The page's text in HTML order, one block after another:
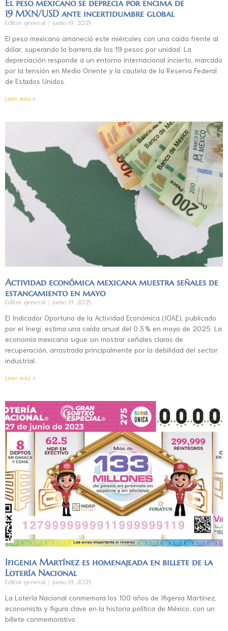
El peso mexicano se deprecia por encima de
19 MXN/USD ante incertidumbre global
Editor general junio 19, 2025
El peso mexicano amaneció este miércoles con una caída frente al
dólar, superando la barrera de los 19 pesos por unidad. La
depreciación responde a un entorno internacional incierto, marcado
por la tensión en Medio Oriente y la cautela de la Reserva Federal
de Estados Unidos.
Leer más »
Actividad económica mexicana muestra señales de
estancamiento en mayo
Editor general junio 19, 2025
El Indicador Oportuno de la Actividad Económica (IOAE), publicado
por el Inegi, estima una caída anual del 0.3 % en mayo de 2025. La
economía mexicana sigue sin mostrar señales claras de
recuperación, arrastrada principalmente por la debilidad del sector
industrial.
Leer más »
Ifigenia Martínez es homenajeada en billete de la
Lotería Nacional
Editor general junio 19, 2025
La Lotería Nacional conmemora los 100 años de Ifigenia Martínez,
economista y figura clave en la historia política de México, con un
billete conmemorativo.